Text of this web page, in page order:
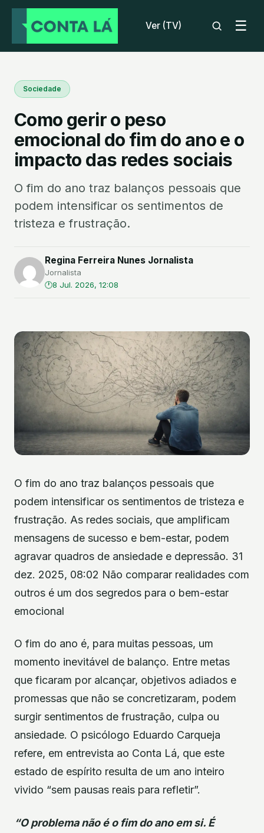
Ver (TV) ☰
Sociedade
Como gerir o peso
emocional do fim do ano e o
impacto das redes sociais
O fim do ano traz balanços pessoais que
podem intensificar os sentimentos de
tristeza e frustração.
Regina Ferreira Nunes Jornalista
Jornalista
8 Jul. 2026, 12:08
O fim do ano traz balanços pessoais que
podem intensificar os sentimentos de tristeza e
frustração. As redes sociais, que amplificam
mensagens de sucesso e bem-estar, podem
agravar quadros de ansiedade e depressão. 31
dez. 2025, 08:02 Não comparar realidades com
outros é um dos segredos para o bem-estar
emocional
O fim do ano é, para muitas pessoas, um
momento inevitável de balanço. Entre metas
que ficaram por alcançar, objetivos adiados e
promessas que não se concretizaram, podem
surgir sentimentos de frustração, culpa ou
ansiedade. O psicólogo Eduardo Carqueja
refere, em entrevista ao Conta Lá, que este
estado de espírito resulta de um ano inteiro
vivido “sem pausas reais para refletir”.
“O problema não é o fim do ano em si. É